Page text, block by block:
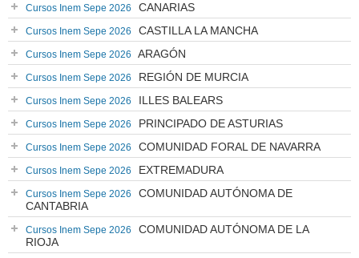
Cursos Inem Sepe 2026 CANARIAS
Cursos Inem Sepe 2026 CASTILLA LA MANCHA
Cursos Inem Sepe 2026 ARAGÓN
Cursos Inem Sepe 2026 REGIÓN DE MURCIA
Cursos Inem Sepe 2026 ILLES BALEARS
Cursos Inem Sepe 2026 PRINCIPADO DE ASTURIAS
Cursos Inem Sepe 2026 COMUNIDAD FORAL DE NAVARRA
Cursos Inem Sepe 2026 EXTREMADURA
Cursos Inem Sepe 2026
COMUNIDAD AUTÓNOMA DE
CANTABRIA
Cursos Inem Sepe 2026
COMUNIDAD AUTÓNOMA DE LA
RIOJA